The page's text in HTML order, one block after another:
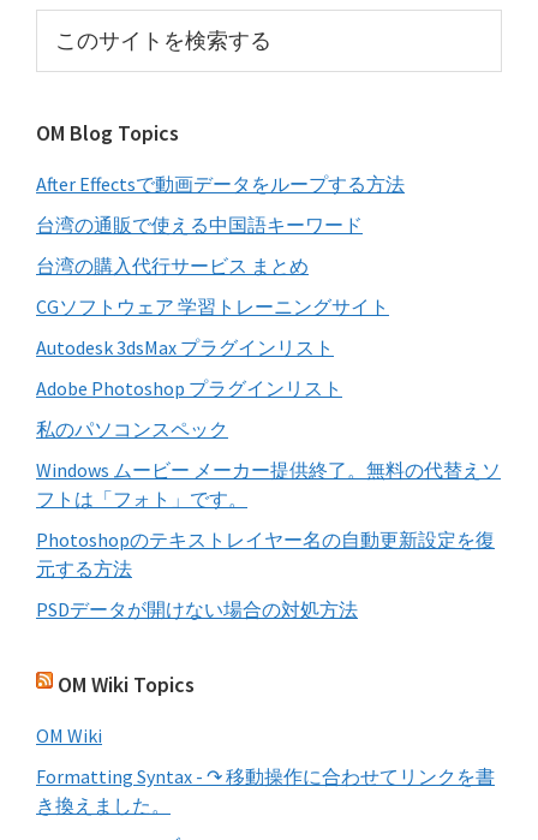
サ
イ
バ
ー
サ
ト
検
索
す
る
OM Blog Topics
After Effectsで動画データをループする方法
台湾の通販で使える中国語キーワード
台湾の購入代行サービス まとめ
CGソフトウェア 学習トレーニングサイト
Autodesk 3dsMax プラグインリスト
Adobe Photoshop プラグインリスト
私のパソコンスペック
Windows ムービー メーカー提供終了。無料の代替えソ
フトは「フォト」です。
Photoshopのテキストレイヤー名の自動更新設定を復
元する方法
PSDデータが開けない場合の対処方法
OM Wiki Topics
OM Wiki
Formatting Syntax - ↷ 移動操作に合わせてリンクを書
き換えました。